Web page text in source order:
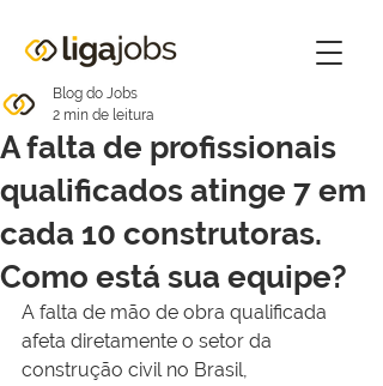
A falta de profissionais
qualificados atinge 7 em
cada 10 construtoras.
Como está sua equipe?
Blog do Jobs
2 min de leitura
A falta de mão de obra qualificada
afeta diretamente o setor da
construção civil no Brasil,